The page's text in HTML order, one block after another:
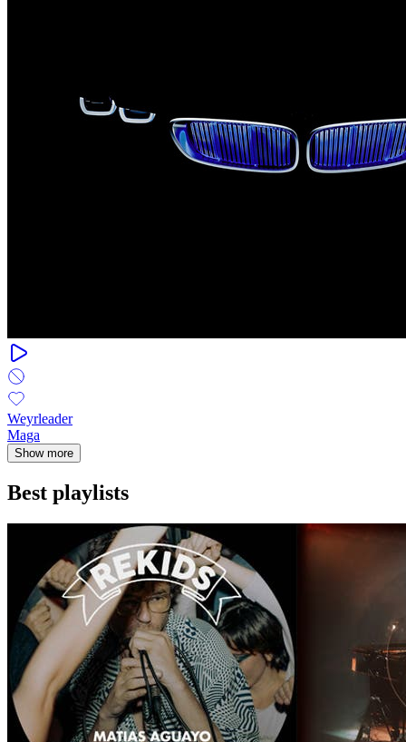
Weyrleader
Maga
Show more
Best playlists